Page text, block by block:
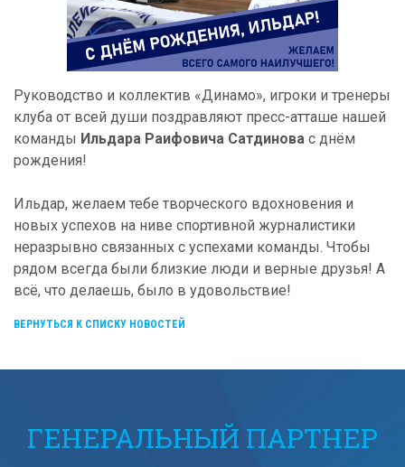
Руководство и коллектив «Динамо», игроки и тренеры
клуба от всей души поздравляют пресс-атташе нашей
команды Ильдара Раифовича Сатдинова с днём
рождения!
Ильдар, желаем тебе творческого вдохновения и
новых успехов на ниве спортивной журналистики
неразрывно связанных с успехами команды. Чтобы
рядом всегда были близкие люди и верные друзья! А
всё, что делаешь, было в удовольствие!
ВЕРНУТЬСЯ К СПИСКУ НОВОСТЕЙ
ГЕНЕРАЛЬНЫЙ ПАРТНЕР